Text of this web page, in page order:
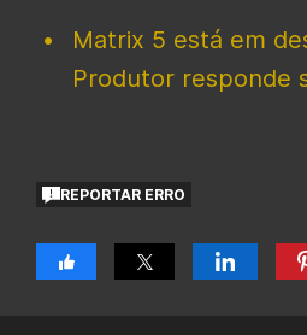
Matrix 5 está em
Produtor responde
REPORTAR ERRO